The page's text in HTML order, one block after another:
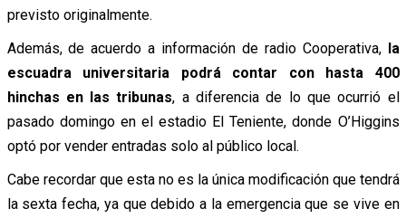
previsto originalmente.
Además, de acuerdo a información de radio Cooperativa, la
escuadra universitaria podrá contar con hasta 400
hinchas en las tribunas, a diferencia de lo que ocurrió el
pasado domingo en el estadio El Teniente, donde O’Higgins
optó por vender entradas solo al público local.
Cabe recordar que esta no es la única modificación que tendrá
la sexta fecha, ya que debido a la emergencia que se vive en